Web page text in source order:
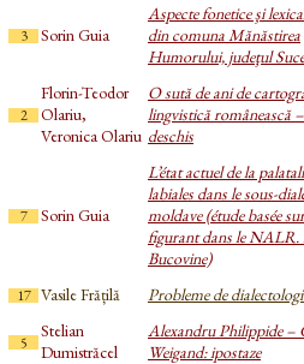
3 Sorin Guia
Aspecte fonetice şi
din comuna Mănăstirea
Humorului, judeţul
2
Florin-Teodor
Olariu,
Veronica Olariu
O sută de ani de
lingvistică românească
deschis
7 Sorin Guia
L’état actuel de la
labiales dans le sous-
moldave (étude basée
figurant dans le NALR.
Bucovine)
17 Vasile Frățilă Probleme de
5
Stelian
Dumistrăcel
Alexandru Philippide –
Weigand: ipostaze